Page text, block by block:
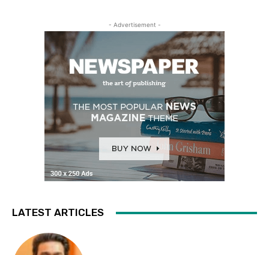
- Advertisement -
LATEST ARTICLES